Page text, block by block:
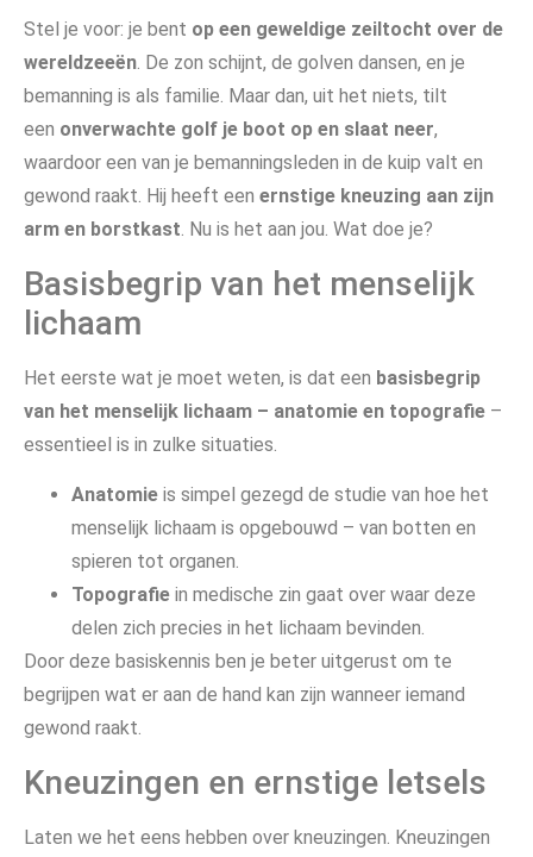
Stel je voor: je bent op een geweldige zeiltocht over de
wereldzeeën. De zon schijnt, de golven dansen, en je
bemanning is als familie. Maar dan, uit het niets, tilt
een onverwachte golf je boot op en slaat neer,
waardoor een van je bemanningsleden in de kuip valt en
gewond raakt. Hij heeft een ernstige kneuzing aan zijn
arm en borstkast. Nu is het aan jou. Wat doe je?
Basisbegrip van het menselijk
lichaam
Het eerste wat je moet weten, is dat een basisbegrip
van het menselijk lichaam – anatomie en topografie –
essentieel is in zulke situaties.
Anatomie is simpel gezegd de studie van hoe het
menselijk lichaam is opgebouwd – van botten en
spieren tot organen.
Topografie in medische zin gaat over waar deze
delen zich precies in het lichaam bevinden.
Door deze basiskennis ben je beter uitgerust om te
begrijpen wat er aan de hand kan zijn wanneer iemand
gewond raakt.
Kneuzingen en ernstige letsels
Laten we het eens hebben over kneuzingen. Kneuzingen